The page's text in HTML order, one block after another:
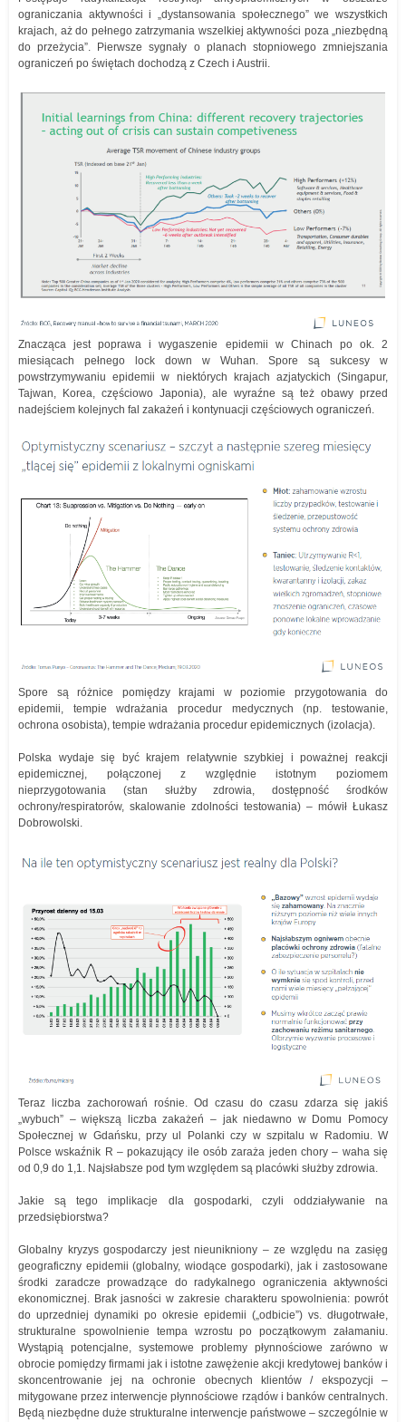
ograniczania aktywności i „dystansowania społecznego” we wszystkich
krajach, aż do pełnego zatrzymania wszelkiej aktywności poza „niezbędną
do przeżycia”. Pierwsze sygnały o planach stopniowego zmniejszania
ograniczeń po świętach dochodzą z Czech i Austrii.
Znacząca jest poprawa i wygaszenie epidemii w Chinach po ok. 2
miesiącach pełnego lock down w Wuhan. Spore są sukcesy w
powstrzymywaniu epidemii w niektórych krajach azjatyckich (Singapur,
Tajwan, Korea, częściowo Japonia), ale wyraźne są też obawy przed
nadejściem kolejnych fal zakażeń i kontynuacji częściowych ograniczeń.
Spore są różnice pomiędzy krajami w poziomie przygotowania do
epidemii, tempie wdrażania procedur medycznych (np. testowanie,
ochrona osobista), tempie wdrażania procedur epidemicznych (izolacja).
Polska wydaje się być krajem relatywnie szybkiej i poważnej reakcji
epidemicznej, połączonej z względnie istotnym poziomem
nieprzygotowania (stan służby zdrowia, dostępność środków
ochrony/respiratorów, skalowanie zdolności testowania) – mówił Łukasz
Dobrowolski.
Teraz liczba zachorowań rośnie. Od czasu do czasu zdarza się jakiś
„wybuch” – większą liczba zakażeń – jak niedawno w Domu Pomocy
Społecznej w Gdańsku, przy ul Polanki czy w szpitalu w Radomiu. W
Polsce wskaźnik R – pokazujący ile osób zaraża jeden chory – waha się
od 0,9 do 1,1. Najsłabsze pod tym względem są placówki służby zdrowia.
Jakie są tego implikacje dla gospodarki, czyli oddziaływanie na
przedsiębiorstwa?
Globalny kryzys gospodarczy jest nieunikniony – ze względu na zasięg
geograficzny epidemii (globalny, wiodące gospodarki), jak i zastosowane
środki zaradcze prowadzące do radykalnego ograniczenia aktywności
ekonomicznej. Brak jasności w zakresie charakteru spowolnienia: powrót
do uprzedniej dynamiki po okresie epidemii („odbicie”) vs. długotrwałe,
strukturalne spowolnienie tempa wzrostu po początkowym załamaniu.
Wystąpią potencjalne, systemowe problemy płynnościowe zarówno w
obrocie pomiędzy firmami jak i istotne zawężenie akcji kredytowej banków i
skoncentrowanie jej na ochronie obecnych klientów / ekspozycji –
mitygowane przez interwencje płynnościowe rządów i banków centralnych.
Będą niezbędne duże strukturalne interwencje państwowe – szczególnie w